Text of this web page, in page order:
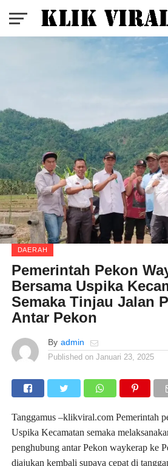
DAERAH
Pemerintah Pekon
Bersama Uspika
Semaka Tinjau Jalan
Antar Pekon
By admin
Published on Januari 23, 2025
Tanggamus –klikviral.com Pemerintah
Uspika Kecamatan semaka
penghubung antar Pekon waykerap ke
diajukan kembali supaya cepat di